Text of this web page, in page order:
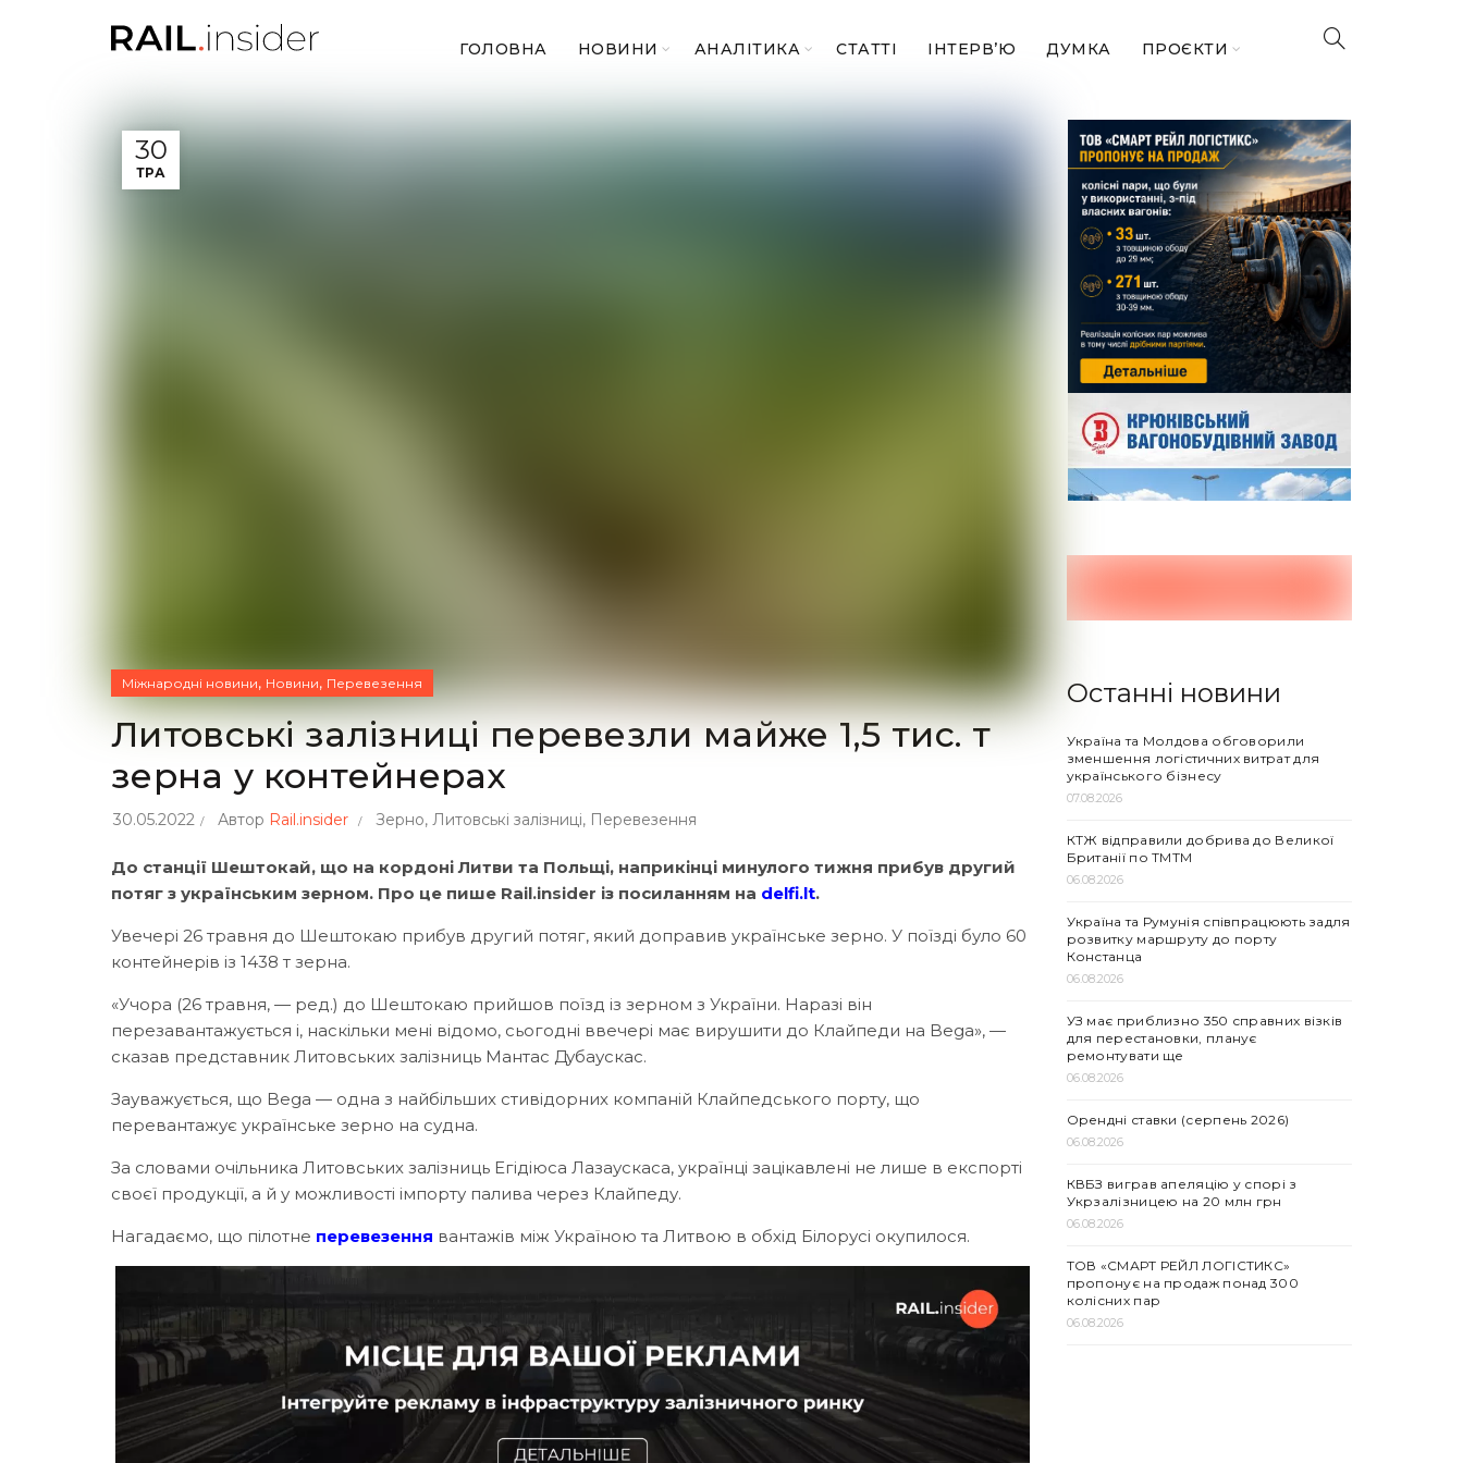
ГОЛОВНА НОВИНИ АНАЛІТИКА СТАТТІ ІНТЕРВ’Ю ДУМКА ПРОЄКТИ
30
ТРА
Міжнародні новини, Новини, Перевезення
Литовські залізниці перевезли майже 1,5 тис. т
зерна у контейнерах
30.05.2022 Автор Rail.insider Зерно, Литовські залізниці, Перевезення
До станції Шештокай, що на кордоні Литви та Польщі, наприкінці минулого тижня прибув другий
потяг з українським зерном. Про це пише Rail.insider із посиланням на delfi.lt.
Увечері 26 травня до Шештокаю прибув другий потяг, який доправив українське зерно. У поїзді було 60
контейнерів із 1438 т зерна.
«Учора (26 травня, — ред.) до Шештокаю прийшов поїзд із зерном з України. Наразі він
перезавантажується і, наскільки мені відомо, сьогодні ввечері має вирушити до Клайпеди на Bega», —
сказав представник Литовських залізниць Мантас Дубаускас.
Зауважується, що Bega — одна з найбільших стивідорних компаній Клайпедського порту, що
перевантажує українське зерно на судна.
За словами очільника Литовських залізниць Егідіюса Лазаускаса, українці зацікавлені не лише в експорті
своєї продукції, а й у можливості імпорту палива через Клайпеду.
Нагадаємо, що пілотне перевезення вантажів між Україною та Литвою в обхід Білорусі окупилося.
Останні новини
Україна та Молдова обговорили
зменшення логістичних витрат для
українського бізнесу
07.08.2026
КТЖ відправили добрива до Великої
Британії по ТМТМ
06.08.2026
Україна та Румунія співпрацюють задля
розвитку маршруту до порту
Констанца
06.08.2026
УЗ має приблизно 350 справних візків
для перестановки, планує
ремонтувати ще
06.08.2026
Орендні ставки (серпень 2026)
06.08.2026
КВБЗ виграв апеляцію у спорі з
Укрзалізницею на 20 млн грн
06.08.2026
ТОВ «СМАРТ РЕЙЛ ЛОГІСТИКС»
пропонує на продаж понад 300
колісних пар
06.08.2026